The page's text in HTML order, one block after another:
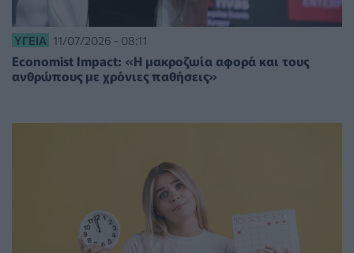
ΥΓΕΊΑ 11/07/2026 - 08:11
Economist Impact: «Η μακροζωία αφορά και τους
ανθρώπους με χρόνιες παθήσεις»